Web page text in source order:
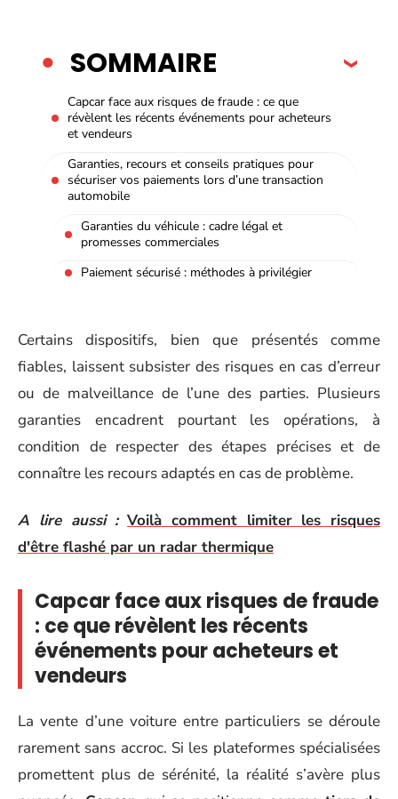
SOMMAIRE
Capcar face aux risques de fraude : ce que
révèlent les récents événements pour acheteurs
et vendeurs
Garanties, recours et conseils pratiques pour
sécuriser vos paiements lors d’une transaction
automobile
Garanties du véhicule : cadre légal et
promesses commerciales
Paiement sécurisé : méthodes à privilégier
Certains dispositifs, bien que présentés comme
fiables, laissent subsister des risques en cas d’erreur
ou de malveillance de l’une des parties. Plusieurs
garanties encadrent pourtant les opérations, à
condition de respecter des étapes précises et de
connaître les recours adaptés en cas de problème.
A lire aussi : Voilà comment limiter les risques
d'être flashé par un radar thermique
Capcar face aux risques de fraude
: ce que révèlent les récents
événements pour acheteurs et
vendeurs
La vente d’une voiture entre particuliers se déroule
rarement sans accroc. Si les plateformes spécialisées
promettent plus de sérénité, la réalité s’avère plus